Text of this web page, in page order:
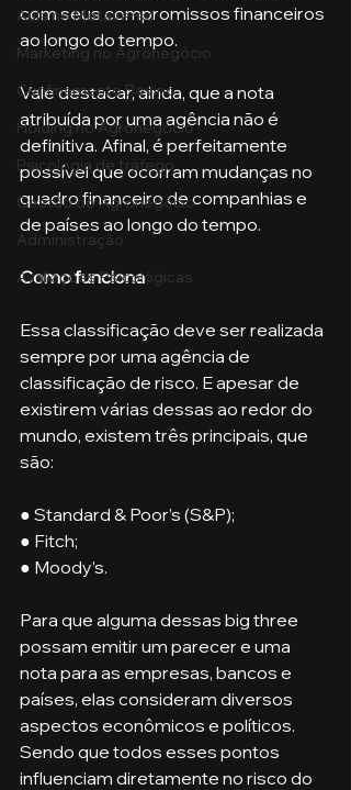
Aula no Metaverso
Marketing no Agronegócio
Confinamento Bovino
Holding no Agronegócio
Psicologia de tráfego
Gestão do Agronegócio
Administração
Avaliações Psicológicas
com seus compromissos financeiros
ao longo do tempo.
Vale destacar, ainda, que a nota
atribuída por uma agência não é
definitiva. Afinal, é perfeitamente
possível que ocorram mudanças no
quadro financeiro de companhias e
de países ao longo do tempo.
Como funciona
Essa classificação deve ser realizada
sempre por uma agência de
classificação de risco. E apesar de
existirem várias dessas ao redor do
mundo, existem três principais, que
são:
● Standard & Poor’s (S&P);
● Fitch;
● Moody’s.
Para que alguma dessas big three
possam emitir um parecer e uma
nota para as empresas, bancos e
países, elas consideram diversos
aspectos econômicos e políticos.
Sendo que todos esses pontos
influenciam diretamente no risco do